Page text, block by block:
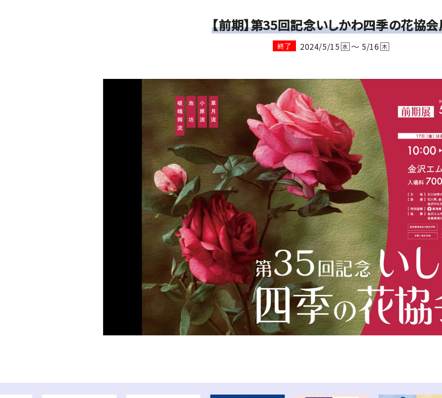
【前期】第35回記念いしかわ四季の花協
終了 2024/5/15 水 ～ 5/16 木